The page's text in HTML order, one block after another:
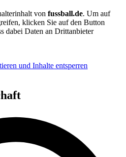
von fussball.de. Um auf
klicken Sie auf den Button
dabei Daten an Drittanbieter
und Inhalte entsperren